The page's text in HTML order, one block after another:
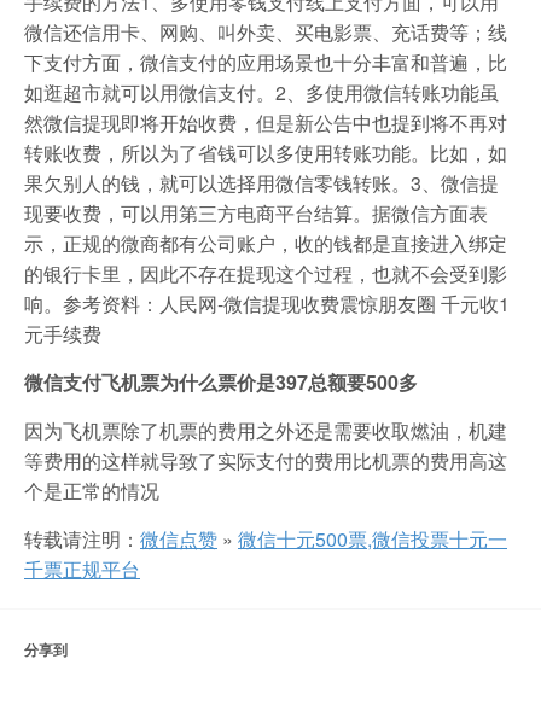
微信还信用卡、网购、叫外卖、买电影票、充话费等；线
下支付方面，微信支付的应用场景也十分丰富和普遍，比
如逛超市就可以用微信支付。2、多使用微信转账功能虽
然微信提现即将开始收费，但是新公告中也提到将不再对
转账收费，所以为了省钱可以多使用转账功能。比如，如
果欠别人的钱，就可以选择用微信零钱转账。3、微信提
现要收费，可以用第三方电商平台结算。据微信方面表
示，正规的微商都有公司账户，收的钱都是直接进入绑定
的银行卡里，因此不存在提现这个过程，也就不会受到影
响。参考资料：人民网-微信提现收费震惊朋友圈 千元收1
元手续费
微信支付飞机票为什么票价是397总额要500多
因为飞机票除了机票的费用之外还是需要收取燃油，机建
等费用的这样就导致了实际支付的费用比机票的费用高这
个是正常的情况
转载请注明： 微信点赞 » 微信十元500票,微信投票十元一
千票正规平台
分享到